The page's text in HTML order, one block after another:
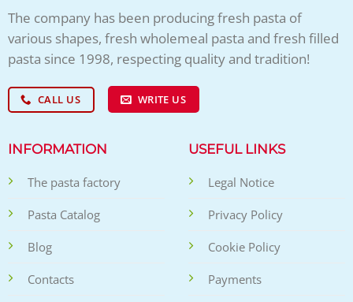
The company has been producing fresh pasta of
various shapes, fresh wholemeal pasta and fresh filled
pasta since 1998, respecting quality and tradition!
CALL US WRITE US
INFORMATION
The pasta factory
Pasta Catalog
Blog
Contacts
USEFUL LINKS
Legal Notice
Privacy Policy
Cookie Policy
Payments